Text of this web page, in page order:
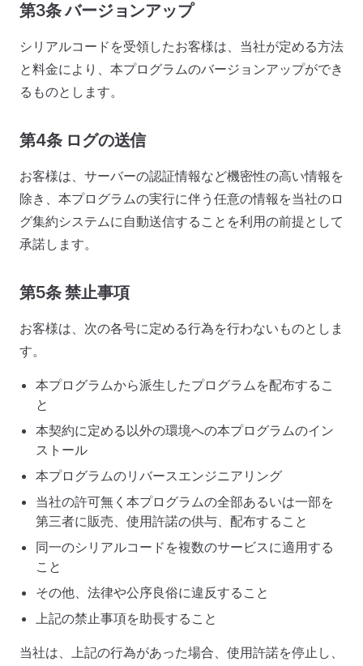
第3条 バージョンアップ
シリアルコードを受領したお客様は、当社が定める方法
と料金により、本プログラムのバージョンアップができ
るものとします。
第4条 ログの送信
お客様は、サーバーの認証情報など機密性の高い情報を
除き、本プログラムの実行に伴う任意の情報を当社のロ
グ集約システムに自動送信することを利用の前提として
承諾します。
第5条 禁止事項
お客様は、次の各号に定める行為を行わないものとしま
す。
本プログラムから派生したプログラムを配布するこ
と
本契約に定める以外の環境への本プログラムのイン
ストール
本プログラムのリバースエンジニアリング
当社の許可無く本プログラムの全部あるいは一部を
第三者に販売、使用許諾の供与、配布すること
同一のシリアルコードを複数のサービスに適用する
こと
その他、法律や公序良俗に違反すること
上記の禁止事項を助長すること
当社は、上記の行為があった場合、使用許諾を停止し、